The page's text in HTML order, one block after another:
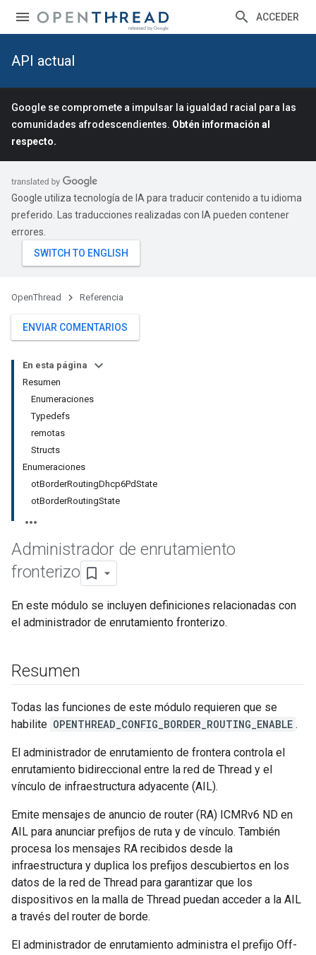
ACCEDER
API actual
Google se compromete a impulsar la igualdad racial para las
comunidades afrodescendientes. Obtén información al
respecto.
Google utiliza tecnología de IA para traducir contenido a tu idioma
preferido. Las traducciones realizadas con IA pueden contener
errores.
OpenThread Referencia
ENVIAR COMENTARIOS
En esta página
Resumen
Enumeraciones
Typedefs
remotas
Structs
Enumeraciones
otBorderRoutingDhcp6PdState
otBorderRoutingState
Administrador de enrutamiento
fronterizo
En este módulo se incluyen definiciones relacionadas con
el administrador de enrutamiento fronterizo.
Resumen
Todas las funciones de este módulo requieren que se
habilite OPENTHREAD_CONFIG_BORDER_ROUTING_ENABLE .
El administrador de enrutamiento de frontera controla el
enrutamiento bidireccional entre la red de Thread y el
vínculo de infraestructura adyacente (AIL).
Emite mensajes de anuncio de router (RA) ICMRv6 ND en
AIL para anunciar prefijos de ruta y de vínculo. También
procesa los mensajes RA recibidos desde la
infraestructura y duplica los prefijos descubiertos en los
datos de la red de Thread para garantizar que los
dispositivos en la malla de Thread puedan acceder a la AIL
a través del router de borde.
El administrador de enrutamiento administra el prefijo Off-